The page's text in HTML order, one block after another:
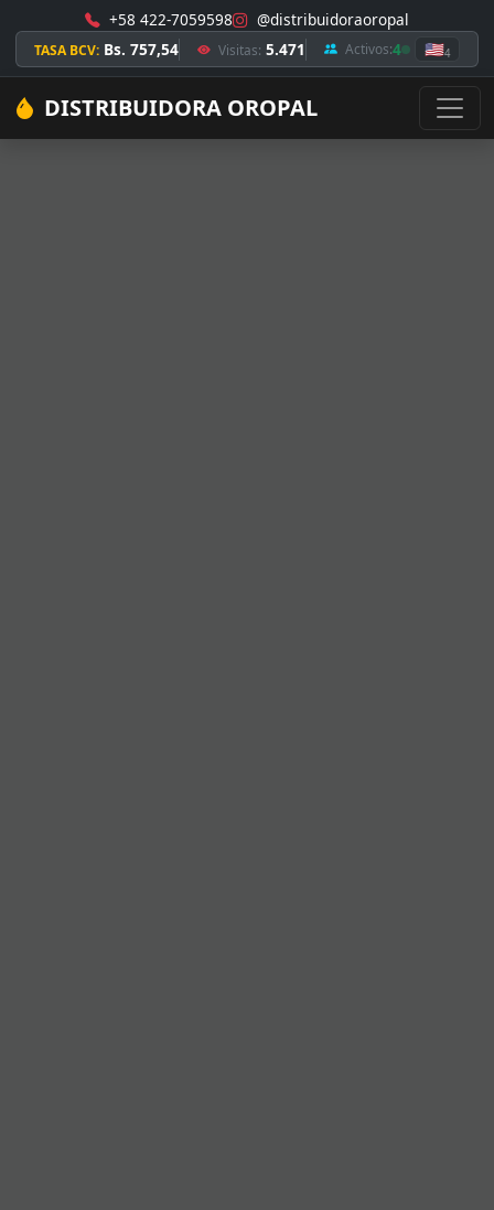
+58 422-7059598 @distribuidoraoropal
TASA BCV: Bs. 757,54 Visitas: 5.471 Activos:4 🇺🇸4
DISTRIBUIDORA OROPAL